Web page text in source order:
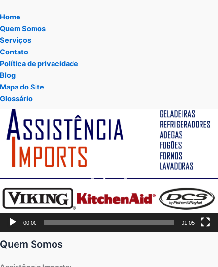
Home
Quem Somos
Serviços
Contato
Política de privacidade
Blog
Mapa do Site
Glossário
Tocador
vídeo
00:00 01:05
Quem Somos